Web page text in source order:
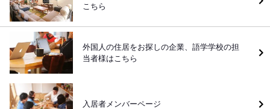
こちら
外国人の住居をお探しの企業、語学学校の担
当者様はこちら
入居者メンバーページ